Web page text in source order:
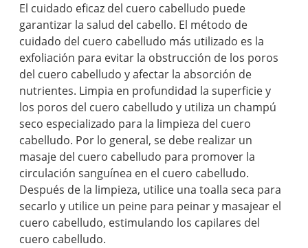
El cuidado eficaz del cuero cabelludo puede
garantizar la salud del cabello. El método de
cuidado del cuero cabelludo más utilizado es la
exfoliación para evitar la obstrucción de los poros
del cuero cabelludo y afectar la absorción de
nutrientes. Limpia en profundidad la superficie y
los poros del cuero cabelludo y utiliza un champú
seco especializado para la limpieza del cuero
cabelludo. Por lo general, se debe realizar un
masaje del cuero cabelludo para promover la
circulación sanguínea en el cuero cabelludo.
Después de la limpieza, utilice una toalla seca para
secarlo y utilice un peine para peinar y masajear el
cuero cabelludo, estimulando los capilares del
cuero cabelludo.